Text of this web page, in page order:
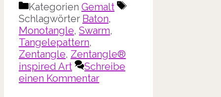
Kategorien Gemalt
Schlagwörter Baton,
Monotangle, Swarm,
Tangelepattern,
Zentangle, Zentangle®
inspired Art
Schreibe
einen Kommentar